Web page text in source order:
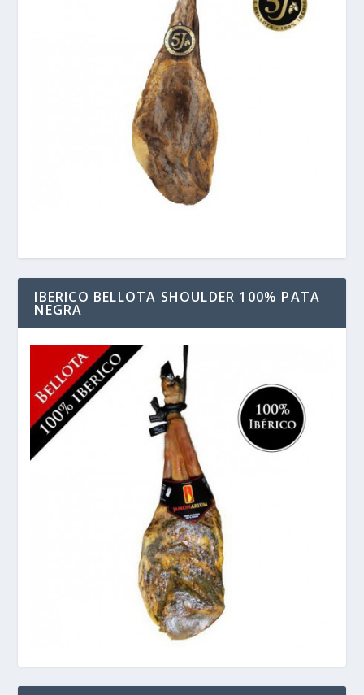
IBERICO BELLOTA SHOULDER 100% PATA
NEGRA